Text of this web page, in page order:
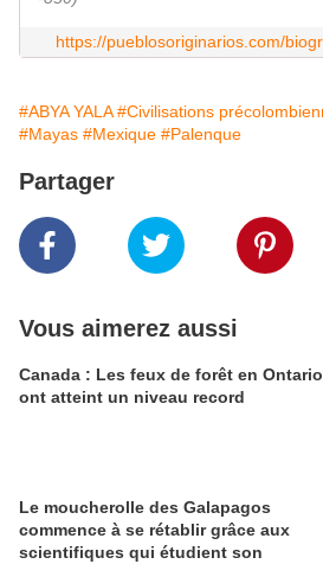
https://pueblosoriginarios.com/
#ABYA YALA #Civilisations
#Mayas #Mexique #Palenque
Partager
Vous aimerez aussi
Canada : Les feux de forêt en Ontario
ont atteint un niveau record
Le moucherolle des Galapagos
commence à se rétablir grâce aux
scientifiques qui étudient son